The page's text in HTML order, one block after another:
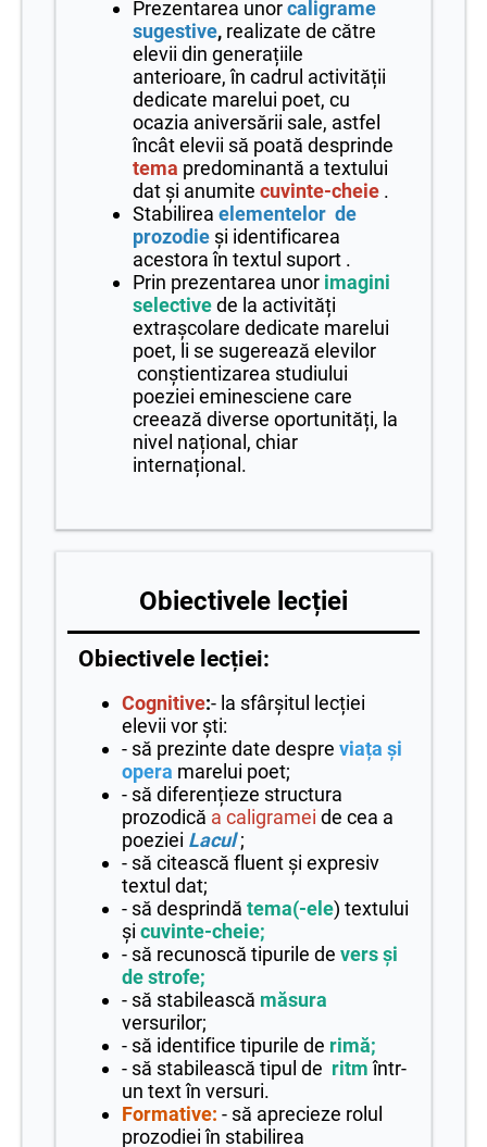
Prezentarea unorcaligrame
sugestive, realizate de către
elevii din generațiile
anterioare, în cadrul activității
dedicate marelui poet, cu
ocazia aniversării sale, astfel
încât elevii să poată desprinde
tema predominantă a textului
dat și anumite cuvinte-cheie .
Stabilirea elementelor de
prozodie și identificarea
acestora în textul suport .
Prin prezentarea unor imagini
selectivede la activități
extrașcolare dedicate marelui
poet, li se sugerează elevilor
conștientizarea studiului
poeziei eminesciene care
creează diverse oportunități, la
nivel național, chiar
internațional.
Obiectivele lecției
Obiectivele lecției:
Cognitive:- la sfârșitul lecției
elevii vor ști:
- să prezinte date despre viața și
opera marelui poet;
- să diferențieze structura
prozodică a caligramei de cea a
poeziei Lacul ;
- să citească fluent și expresiv
textul dat;
- să desprindă tema(-ele) textului
și cuvinte-cheie;
- să recunoscă tipurile de vers și
de strofe;
- să stabilească măsura
versurilor;
- să identifice tipurile de rimă;
- să stabilească tipul de ritmîntr-
un text în versuri.
Formative: - să aprecieze rolul
prozodiei în stabilirea